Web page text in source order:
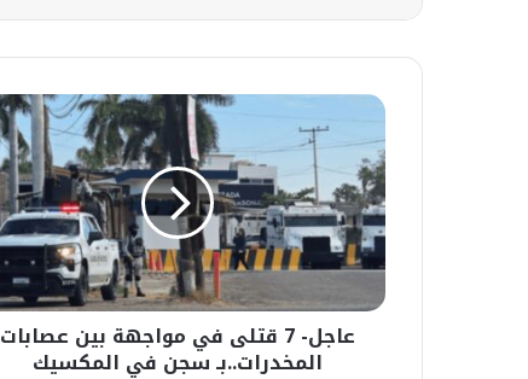
عاجل-
قتلى
في
مواجهة
بين
عصابات
المخدرات..بـ
سجن
عاجل- 7 قتلى في مواجهة بين عصابات
المخدرات..بـ سجن في المكسيك